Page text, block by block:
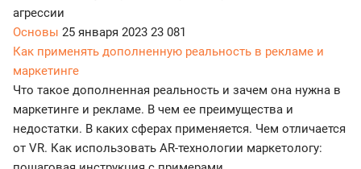
агрессии
Основы 25 января 2023 23 081
Как применять дополненную реальность в рекламе и
маркетинге
Что такое дополненная реальность и зачем она нужна в
маркетинге и рекламе. В чем ее преимущества и
недостатки. В каких сферах применяется. Чем отличается
от VR. Как использовать AR-технологии маркетологу: